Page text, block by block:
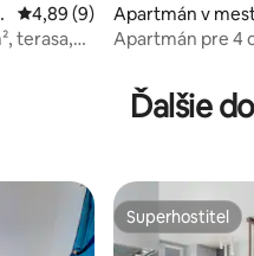
Priemerné ohodnotenie
4,89 (9)
terasa,
Apartmán v
Apartmán pre 4
Ďalšie
Superhostiteľ
Superhostiteľ